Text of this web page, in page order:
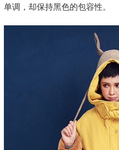
单调，却保持黑色的包容性。